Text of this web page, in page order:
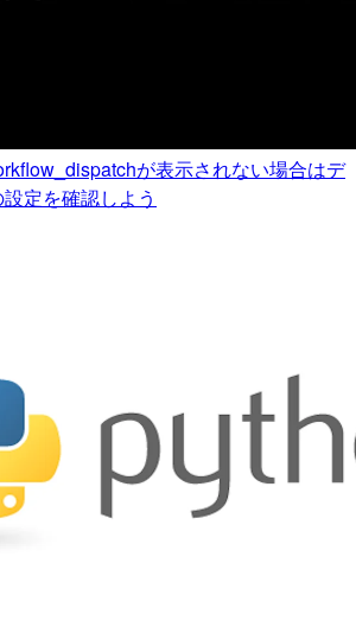
が表示されない場合はデ
定を確認しよう